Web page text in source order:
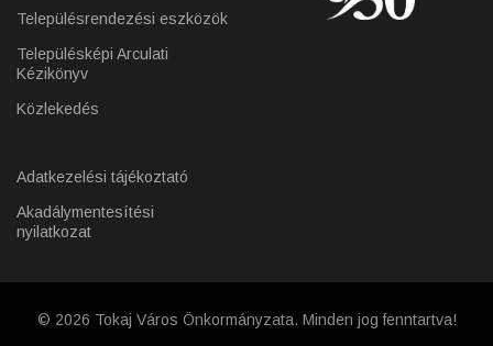
Településrendezési eszközök
Településképi Arculati
Kézikönyv
Közlekedés
Adatkezelési tájékoztató
Akadálymentesítési
nyilatkozat
© 2026 Tokaj Város Önkormányzata. Minden jog fenntartva!